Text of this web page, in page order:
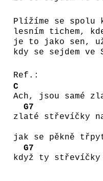
Plížíme se
lesním tichem,
je to jako sen,
kdy se sejdem
Ref.:
C
Ach, jsou samé
zl
G7
até střevíčky
jak se pěkně
kd
G7
yž ty střevíčky